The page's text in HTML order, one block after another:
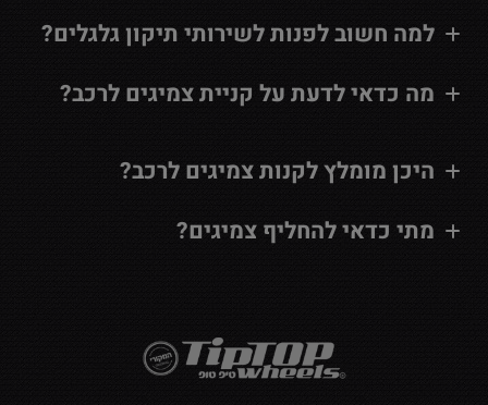
למה חשוב לפנות לשירותי תיקון גלגלים?
מה כדאי לדעת על קניית צמיגים לרכב?
היכן מומלץ לקנות צמיגים לרכב?
מתי כדאי להחליף צמיגים?